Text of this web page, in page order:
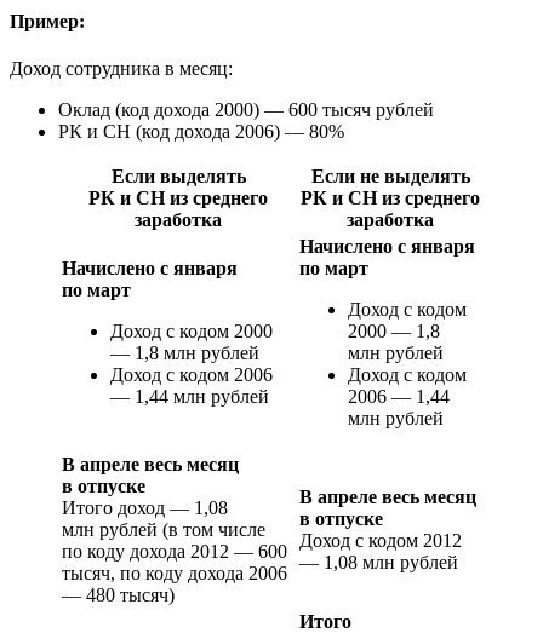
Пример:
Доход сотрудника в месяц:
Оклад (код дохода 2000) — 600 тысяч рублей
РК и СН (код дохода 2006) — 80%
Если выделять
РК и СН из среднего
заработка
Если не выделять
РК и СН из среднего
заработка
Начислено с января
по март
Доход с кодом 2000
— 1,8 млн рублей
Доход с кодом 2006
— 1,44 млн рублей
Начислено с января
по март
Доход с кодом
2000 — 1,8
млн рублей
Доход с кодом
2006 — 1,44
млн рублей
В апреле весь месяц
в отпуске
Итого доход — 1,08
млн рублей (в том числе
по коду дохода 2012 — 600
тысяч, по коду дохода 2006
— 480 тысяч)
В апреле весь месяц
в отпуске
Доход с кодом 2012
— 1,08 млн рублей
Итого